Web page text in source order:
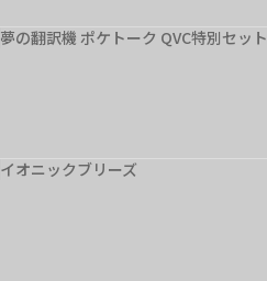
夢の翻訳機 ポケトーク QVC特別セット
イオニックブリーズ